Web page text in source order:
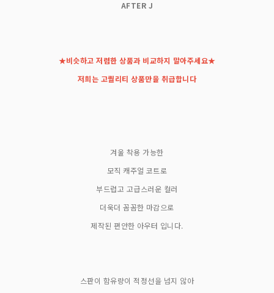
AFTER J
★비슷하고 저렴한 상품과 비교하지 말아주세요★
저희는 고퀄리티 상품만을 취급합니다
겨울 착용 가능한
모직 캐주얼 코트로
부드럽고 고급스러운 컬러
더욱더 꼼꼼한 마감으로
제작된 편안한 아우터 입니다.
스판이 함유량이 적정선을 넘지 않아